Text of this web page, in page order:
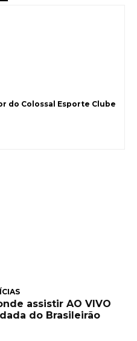
do Colossal Esporte Clube
assistir AO VIVO
do Brasileirão